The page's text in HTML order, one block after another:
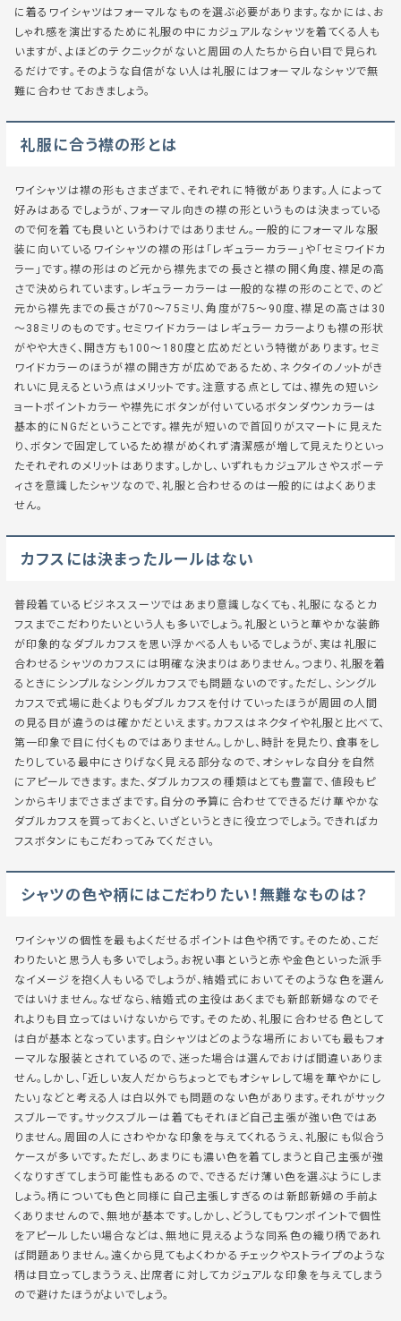
に着るワイシャツはフォーマルなものを選ぶ必要があります。なかには、お
しゃれ感を演出するために礼服の中にカジュアルなシャツを着てくる人も
いますが、よほどのテクニックがないと周囲の人たちから白い目で見られ
るだけです。そのような自信がない人は礼服にはフォーマルなシャツで無
難に合わせておきましょう。
礼服に合う襟の形とは
ワイシャツは襟の形もさまざまで、それぞれに特徴があります。人によって
好みはあるでしょうが、フォーマル向きの襟の形というものは決まっている
ので何を着ても良いというわけではありません。一般的にフォーマルな服
装に向いているワイシャツの襟の形は「レギュラーカラー」や「セミワイドカ
ラー」です。襟の形はのど元から襟先までの長さと襟の開く角度、襟足の高
さで決められています。レギュラーカラーは一般的な襟の形のことで、のど
元から襟先までの長さが70～75ミリ、角度が75～90度、襟足の高さは30
～38ミリのものです。セミワイドカラーはレギュラーカラーよりも襟の形状
がやや大きく、開き方も100～180度と広めだという特徴があります。セミ
ワイドカラーのほうが襟の開き方が広めであるため、ネクタイのノットがき
れいに見えるという点はメリットです。注意する点としては、襟先の短いシ
ョートポイントカラーや襟先にボタンが付いているボタンダウンカラーは
基本的にNGだということです。襟先が短いので首回りがスマートに見えた
り、ボタンで固定しているため襟がめくれず清潔感が増して見えたりといっ
たそれぞれのメリットはあります。しかし、いずれもカジュアルさやスポーテ
ィさを意識したシャツなので、礼服と合わせるのは一般的にはよくありま
せん。
カフスには決まったルールはない
普段着ているビジネススーツではあまり意識しなくても、礼服になるとカ
フスまでこだわりたいという人も多いでしょう。礼服というと華やかな装飾
が印象的なダブルカフスを思い浮かべる人もいるでしょうが、実は礼服に
合わせるシャツのカフスには明確な決まりはありません。つまり、礼服を着
るときにシンプルなシングルカフスでも問題ないのです。ただし、シングル
カフスで式場に赴くよりもダブルカフスを付けていったほうが周囲の人間
の見る目が違うのは確かだといえます。カフスはネクタイや礼服と比べて、
第一印象で目に付くものではありません。しかし、時計を見たり、食事をし
たりしている最中にさりげなく見える部分なので、オシャレな自分を自然
にアピールできます。また、ダブルカフスの種類はとても豊富で、値段もピ
ンからキリまでさまざまです。自分の予算に合わせてできるだけ華やかな
ダブルカフスを買っておくと、いざというときに役立つでしょう。できればカ
フスボタンにもこだわってみてください。
シャツの色や柄にはこだわりたい！無難なものは？
ワイシャツの個性を最もよくだせるポイントは色や柄です。そのため、こだ
わりたいと思う人も多いでしょう。お祝い事というと赤や金色といった派手
なイメージを抱く人もいるでしょうが、結婚式においてそのような色を選ん
ではいけません。なぜなら、結婚式の主役はあくまでも新郎新婦なのでそ
れよりも目立ってはいけないからです。そのため、礼服に合わせる色として
は白が基本となっています。白シャツはどのような場所においても最もフォ
ーマルな服装とされているので、迷った場合は選んでおけば間違いありま
せん。しかし、「近しい友人だからちょっとでもオシャレして場を華やかにし
たい」などと考える人は白以外でも問題のない色があります。それがサック
スブルーです。サックスブルーは着てもそれほど自己主張が強い色ではあ
りません。周囲の人にさわやかな印象を与えてくれるうえ、礼服にも似合う
ケースが多いです。ただし、あまりにも濃い色を着てしまうと自己主張が強
くなりすぎてしまう可能性もあるので、できるだけ薄い色を選ぶようにしま
しょう。柄についても色と同様に自己主張しすぎるのは新郎新婦の手前よ
くありませんので、無地が基本です。しかし、どうしてもワンポイントで個性
をアピールしたい場合などは、無地に見えるような同系色の織り柄であれ
ば問題ありません。遠くから見てもよくわかるチェックやストライプのような
柄は目立ってしまううえ、出席者に対してカジュアルな印象を与えてしまう
ので避けたほうがよいでしょう。